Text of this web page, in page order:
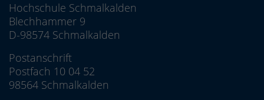
Hochschule Schmalkalden
Blechhammer 9
D-98574 Schmalkalden
Postanschrift
Postfach 10 04 52
98564 Schmalkalden